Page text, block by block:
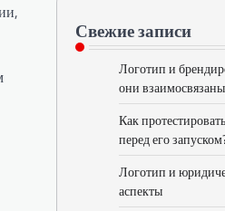
Свежие записи
Логотип и
они
Как
перед его
Логотип и
аспекты